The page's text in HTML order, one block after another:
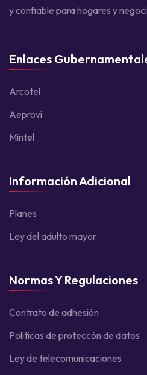
y confiable para hogares y
Enlaces
Arcotel
Aeprovi
Mintel
Información Adicional
Planes
Ley del adulto mayor
Normas Y Regulaciones
Contrato de adhesión
Politicas de proteccón de datos
Ley de telecomunicaciones